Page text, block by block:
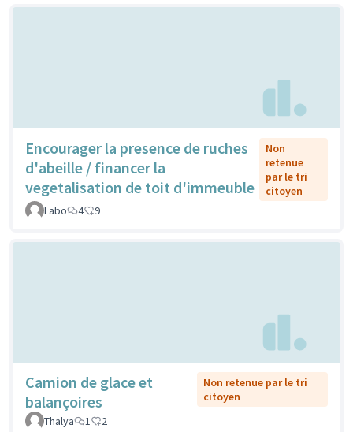
Encourager la presence de ruches
d'abeille / financer la
vegetalisation de toit d'immeuble
Non
retenue
par le tri
citoyen
Labo
4 9
Camion de glace et
balançoires
Non retenue par le tri
citoyen
Thalya
1 2